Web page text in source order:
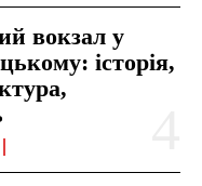
вокзал у
історія,